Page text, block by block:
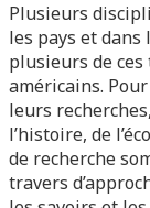
Plusieurs
les pays et
plusieurs de
américains.
leurs
l’histoire, de
de recherche
travers